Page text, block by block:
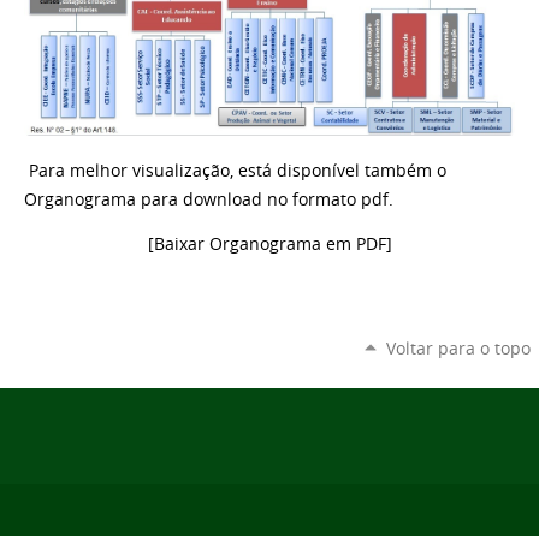
Para melhor visualização, está disponível também o
Organograma para download no formato pdf.
[Baixar Organograma em PDF]
Voltar para o topo